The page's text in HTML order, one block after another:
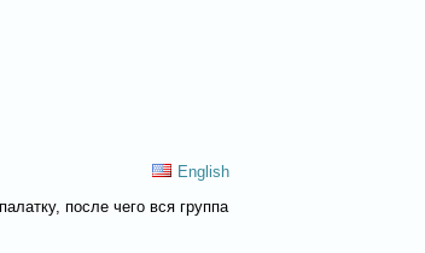
English
после чего вся группа